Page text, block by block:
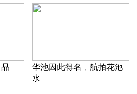
华池因此得名，航拍花池
水